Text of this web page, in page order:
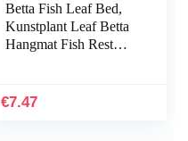
Betta Fish Leaf Bed,
Kunstplant Leaf Betta
Hangmat Fish Rest
€7.47